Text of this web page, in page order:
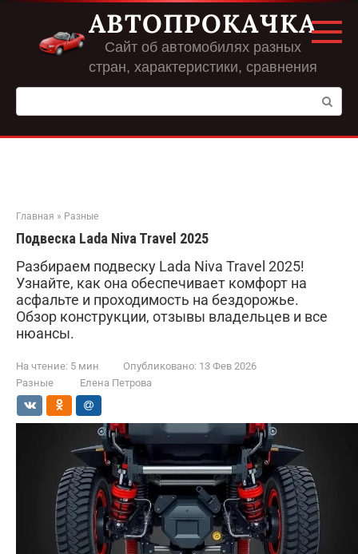
Перейти
контенту
АВТОПРОКАЧКА
Сайт об автомобилях разных
стран, характеристики, сравнения
Поиск:
Главная » Разные
Подвеска Lada Niva Travel 2025
Разбираем подвеску Lada Niva Travel 2025!
Узнайте, как она обеспечивает комфорт на
асфальте и проходимость на бездорожье.
Обзор конструкции, отзывы владельцев и все
нюансы.
На чтение: 5 мин Опубликовано: 13 Фев 2026
Разные
Елена Петрова